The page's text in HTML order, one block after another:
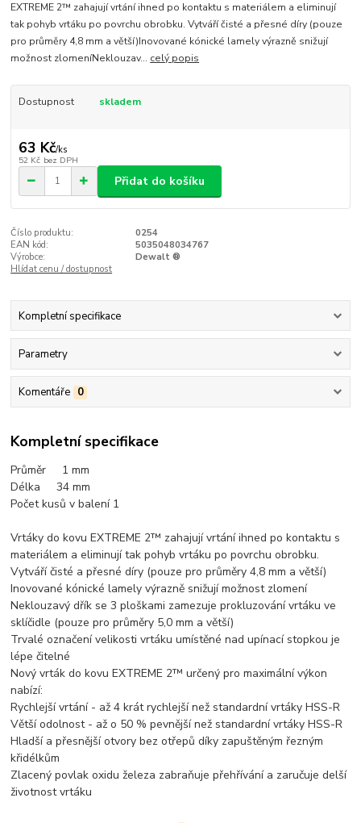
EXTREME 2™ zahajují vrtání ihned po kontaktu s materiálem a eliminují
tak pohyb vrtáku po povrchu obrobku. Vytváří čisté a přesné díry (pouze
pro průměry 4,8 mm a větší)Inovované kónické lamely výrazně snižují
možnost zlomeníNeklouzav... celý popis
Dostupnost skladem
63 Kč/ks
52 Kč bez DPH
Přidat do košíku
Číslo produktu:
0254
EAN kód:
5035048034767
Výrobce:
Dewalt ®
Hlídat cenu / dostupnost
Kompletní specifikace
Parametry
Komentáře 0
Kompletní specifikace
Průměr 1 mm
Délka 34 mm
Počet kusů v balení 1
Vrtáky do kovu EXTREME 2™ zahajují vrtání ihned po kontaktu s
materiálem a eliminují tak pohyb vrtáku po povrchu obrobku.
Vytváří čisté a přesné díry (pouze pro průměry 4,8 mm a větší)
Inovované kónické lamely výrazně snižují možnost zlomení
Neklouzavý dřík se 3 ploškami zamezuje prokluzování vrtáku ve
sklíčidle (pouze pro průměry 5,0 mm a větší)
Trvalé označení velikosti vrtáku umístěné nad upínací stopkou je
lépe čitelné
Nový vrták do kovu EXTREME 2™ určený pro maximální výkon
nabízí:
Rychlejší vrtání - až 4 krát rychlejší než standardní vrtáky HSS-R
Větší odolnost - až o 50 % pevnější než standardní vrtáky HSS-R
Hladší a přesnější otvory bez otřepů díky zapuštěným řezným
křidélkům
Zlacený povlak oxidu železa zabraňuje přehřívání a zaručuje delší
životnost vrtáku